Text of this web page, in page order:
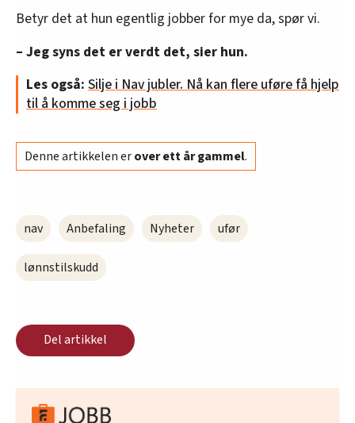
Betyr det at hun egentlig jobber for mye da, spør vi.
– Jeg syns det er verdt det, sier hun.
Les også: Silje i Nav jubler. Nå kan flere uføre få hjelp
til å komme seg i jobb
Denne artikkelen erover ett år gammel.
nav Anbefaling Nyheter ufør
lønnstilskudd
Del artikkel